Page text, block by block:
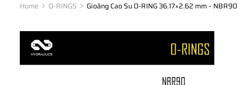
You are here:
Home O-RINGS Gioăng Cao Su O-RING 36.17×2.62 mm – NBR90